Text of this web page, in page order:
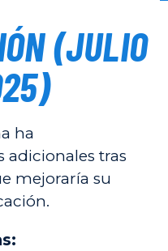
(JULIO
ha
tras
mejoraría su